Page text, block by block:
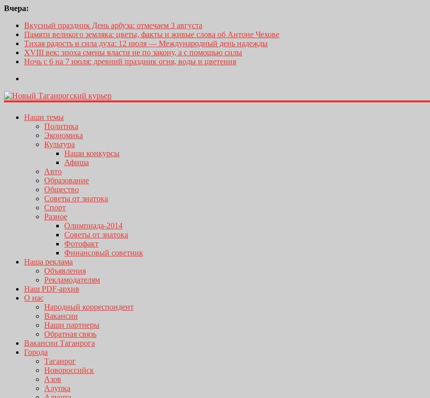
Вчера:
Вкусный праздник День арбуза: отмечаем 3 августа
Памяти великого земляка: цветы, факты и живые слова об Антоне Чехове
Тихая радость и сила духа: 12 июля — Международный день надежды
XVIII век: эпоха смены власти не по закону, а с помощью силы
Ночь с 6 на 7 июля: древний праздник огня, воды и цветения
Наши темы
Политика
Экономика
Культура
Наши конкурсы
Афиша
Авто
Образование
Общество
Советы от знатока
Спорт
Разное
Олимпиада-2014
Советы от знатока
Фотофакт
Финансовый советник
Наша реклама
Объявления
Рекламодателям
Наш PDF-архив
О нас
Народный корреспондент
Вакансии
Наши партнеры
Обратная связь
Вакансии Таганрога
Города
Таганрог
Новороссийск
Азов
Алупка